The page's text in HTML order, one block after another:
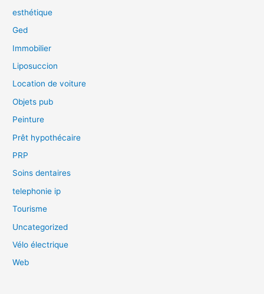
esthétique
Ged
Immobilier
Liposuccion
Location de voiture
Objets pub
Peinture
Prêt hypothécaire
PRP
Soins dentaires
telephonie ip
Tourisme
Uncategorized
Vélo électrique
Web